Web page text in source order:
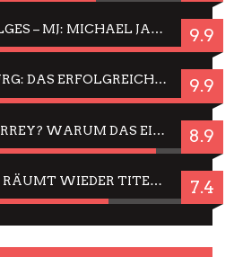
WEGEN DES ERFOLGES – MJ: MICHAEL JACKSON MUSICAL IN EINER MATINEE SEHEN 9.9
JELLYFISH HAMBURG: DAS ERFOLGREICHE SOMMER-MENÜ 2025 IN GEFÜHLEN UND BILDERN 9.9
CÉSAR FÜR JIM CARREY? WARUM DAS EINER DER NERVIGSTEN ACTORS IST UND BLEIBT 8.9
JING JING: IN-THAI RÄUMT WIEDER TITEL AB – EIN ZWEI-STUNDEN-ERLEBNISBERICHT 7.4